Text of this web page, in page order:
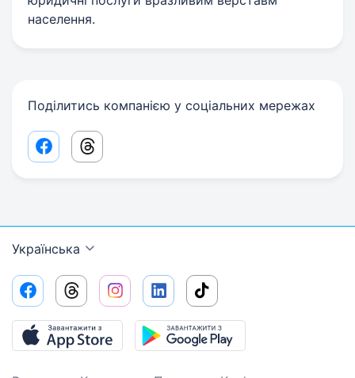
населення.
Поділитись компанією у соціальних мережах
Facebook share link
Threads share link
Українська